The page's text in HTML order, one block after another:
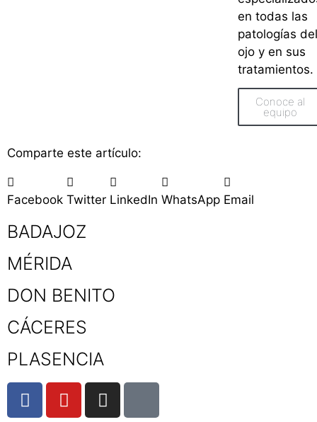
en todas las
patologías del
ojo y en sus
tratamientos.
Conoce al
equipo
Comparte este artículo:
Facebook Twitter LinkedIn WhatsApp Email
BADAJOZ
MÉRIDA
DON BENITO
CÁCERES
PLASENCIA